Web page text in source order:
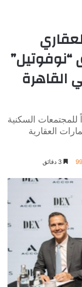
“نوفوتيل”
القاهرة
للمجتمعات السكنية
العقارية